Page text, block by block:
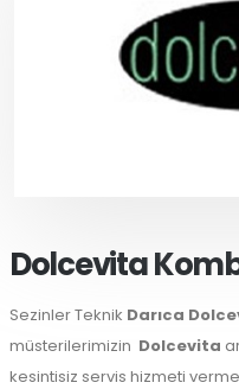
Dolcevita
Sezinler Teknik Darıca
müsterilerimizin Dolcevita
kesintisiz servis hizmeti